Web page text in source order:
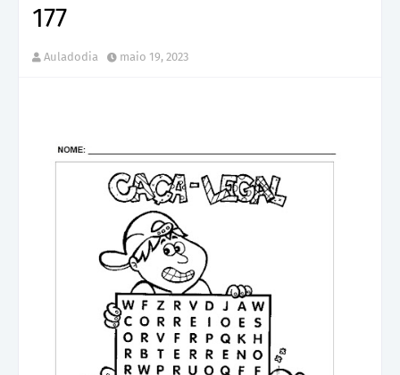
177
Auladodia maio 19, 2023